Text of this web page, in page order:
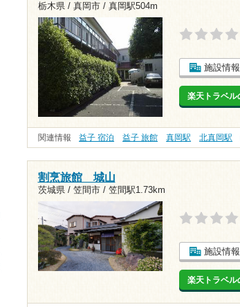
栃木県 / 真岡市 / 真岡駅504m
施設情
楽天トラベル
関連情報 益子 宿泊 益子 旅館 真岡駅 北真岡駅
割烹旅館 城山
茨城県 / 笠間市 / 笠間駅1.73km
施設情
楽天トラベル